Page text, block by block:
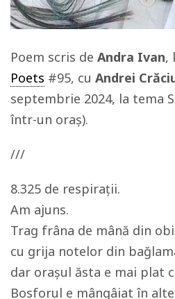
Poem scris de Andra Ivan,
Poets #95, cu Andrei
septembrie 2024, la tema
într-un oraș).
///
8.325 de respirații.
Am ajuns.
Trag frâna de mână din
cu grija notelor din
dar orașul ăsta e mai plat
Bosforul e mângâiat în